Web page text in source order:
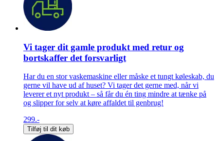
Vi tager dit gamle produkt med retur og
bortskaffer det forsvarligt
Har du en stor vaskemaskine eller måske et tungt køleskab, du
gerne vil have ud af huset? Vi tager det gerne med, når vi
leverer et nyt produkt – så får du én ting mindre at tænke på
og slipper for selv at køre affaldet til genbrug!
299.-
Tilføj til dit køb